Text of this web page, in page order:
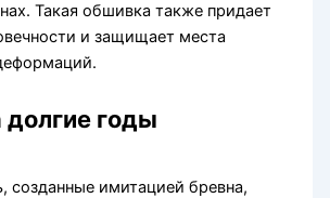
Такая обшивка также придает
и защищает места
долгие годы
созданные имитацией бревна,